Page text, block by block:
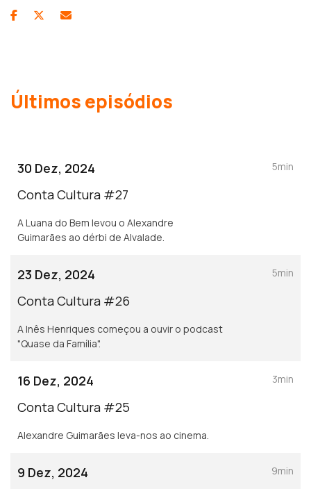
Últimos episódios
30 Dez, 2024
Conta Cultura #27
A Luana do Bem levou o Alexandre
Guimarães ao dérbi de Alvalade.
5min
23 Dez, 2024
Conta Cultura #26
A Inês Henriques começou a ouvir o podcast
"Quase da Família".
5min
16 Dez, 2024
Conta Cultura #25
Alexandre Guimarães leva-nos ao cinema.
3min
9 Dez, 2024
9min